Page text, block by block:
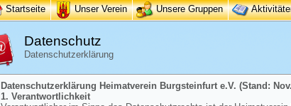
Startseite Unser Verein Unsere Gruppen
Datenschutz
Datenschutzerklärung
Datenschutzerklärung Heimatverein Burgsteinfurt e.V. (Stand:
1. Verantwortlichkeit